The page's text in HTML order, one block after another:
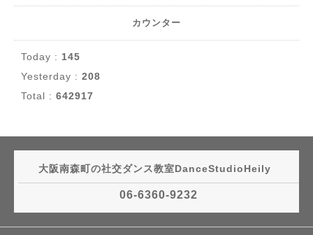
カウンター
Today : 145
Yesterday : 208
Total : 642917
大阪南森町の社交ダンス教室DanceStudioHeily
06-6360-9232